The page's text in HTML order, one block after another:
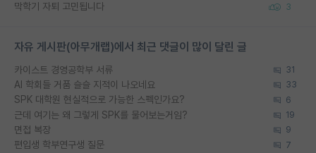
막학기 자퇴 고민됩니다 3
자유 게시판(아무개랩)에서 최근 댓글이 많이 달린 글
카이스트 경영공학부 서류 31
AI 학회들 거품 슬슬 지적이 나오네요 33
SPK 대학원 현실적으로 가능한 스펙인가요? 6
근데 여기는 왜 그렇게 SPK를 물어보는거임? 19
면접 복장 9
편입생 학부연구생 질문 7